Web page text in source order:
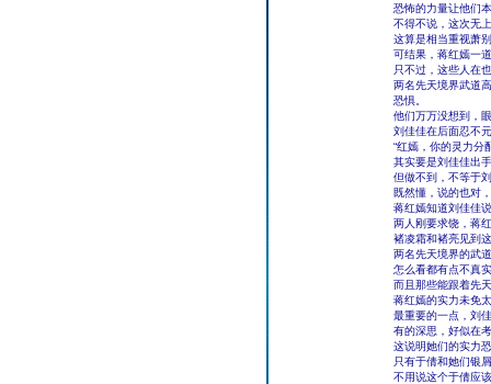
恐怖的力量让他们
不得不说，这次无
这算是相当重视萧
可结果，蒋红嫣一
只不过，这些人在
两名先天境界武道
恐惧。
他们万万没想到，
刘佳佳在后面忍不
“红嫣，你的灵力分
其实要是刘佳佳出
但做不到，不等于
既然懂，说的也对
蒋红嫣知道刘佳佳
两人刚要求饶，蒋
褚凌霜和褚亮见到
两名先天境界的武
怎么看都有点不真
而且那些能跟着先
蒋红嫣的实力未免
最重要的一点，刘
有的深思，好似在
这说明她们的实力
只有于倩和她们银
不用说这个于倩应